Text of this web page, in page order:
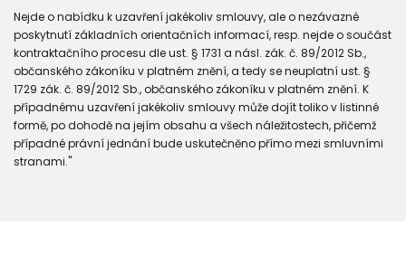
Nejde o nabídku k uzavření jakékoliv smlouvy, ale o nezávazné
poskytnutí základních orientačních informací, resp. nejde o součást
kontraktačního procesu dle ust. § 1731 a násl. zák. č. 89/2012 Sb.,
občanského zákoníku v platném znění, a tedy se neuplatní ust. §
1729 zák. č. 89/2012 Sb., občanského zákoníku v platném znění. K
případnému uzavření jakékoliv smlouvy může dojít toliko v listinné
formě, po dohodě na jejím obsahu a všech náležitostech, přičemž
případné právní jednání bude uskutečněno přímo mezi smluvními
stranami."